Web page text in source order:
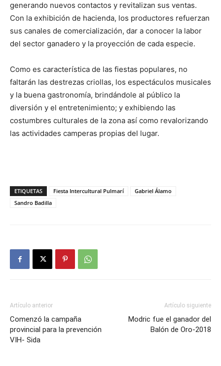
generando nuevos contactos y revitalizan sus ventas.
Con la exhibición de hacienda, los productores refuerzan
sus canales de comercialización, dar a conocer la labor
del sector ganadero y la proyección de cada especie.
Como es característica de las fiestas populares, no
faltarán las destrezas criollas, los espectáculos musicales
y la buena gastronomía, brindándole al público la
diversión y el entretenimiento; y exhibiendo las
costumbres culturales de la zona así como revalorizando
las actividades camperas propias del lugar.
ETIQUETAS Fiesta Intercultural Pulmarí
Gabriel Álamo
Sandro Badilla
Artículo anterior
Comenzó la campaña
provincial para la prevención
VIH- Sida
Artículo siguiente
Modric fue el ganador del
Balón de Oro-2018